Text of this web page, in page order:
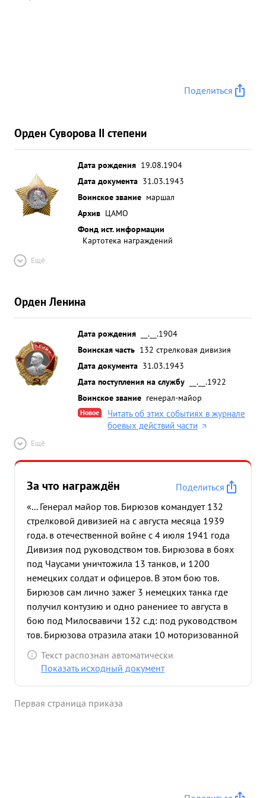
Поделиться
Орден Суворова II степени
Дата рождения 19.08.1904
Дата документа 31.03.1943
Воинское звание маршал
Архив ЦАМО
Фонд ист. информации
Картотека награждений
Ещё
Орден Ленина
Дата рождения
__.__.1904
Воинская часть 132 стрелковая дивизия
Дата документа 31.03.1943
Дата поступления на службу
__.__.1922
Воинское звание генерал-майор
Новое
Читать об этих событиях в журнале
боевых действий части
Ещё
За что награждён
Поделиться
«... Генерал майор тов. Бирюзов командует 132
стрелковой дивизией на с августа месяца 1939
года. в отечественной войне с 4 июля 1941 года
Дивизия под руководством тов. Бирюзова в боях
под Чаусами уничтожила 13 танков, и 1200
немецких солдат и офицеров. В этом бою тов.
Бирюзов сам лично зажег 3 немецких танка где
получил контузию и одно ранениее то августа в
бою под Милосвавичи 132 с.д: под руководством
тов. Бирюзова отразила атаки 10 моторизованной
и 7 стрелковой дивизий, разорвав кольцо вышла
из окружения с небольшими потерями уничтожив
Северском отражая атаки противника дивизия
Текст распознан автоматически
Показать исходный документ
Первая страница приказа